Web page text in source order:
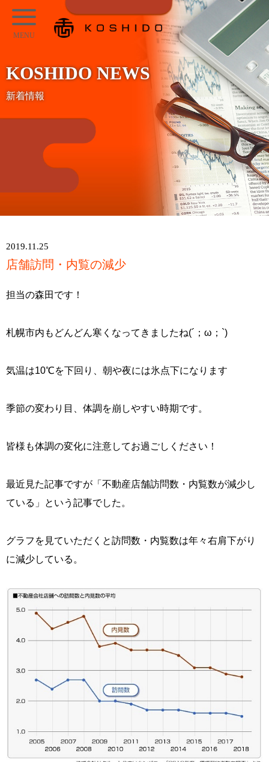
コ
ン
テ
ン
キ
ッ
KOSHIDO
メ
ュ
ー
KOSHIDO NEWS
新着情報
2019.11.25
店舗訪問・内覧の減少
担当の森田です！
札幌市内もどんどん寒くなってきましたね(´；ω；`)
気温は10℃を下回り、朝や夜には氷点下になります
季節の変わり目、体調を崩しやすい時期です。
皆様も体調の変化に注意してお過ごしください！
最近見た記事ですが「不動産店舗訪問数・内覧数が減少し
ている」という記事でした。
グラフを見ていただくと訪問数・内覧数は年々右肩下がり
に減少している。